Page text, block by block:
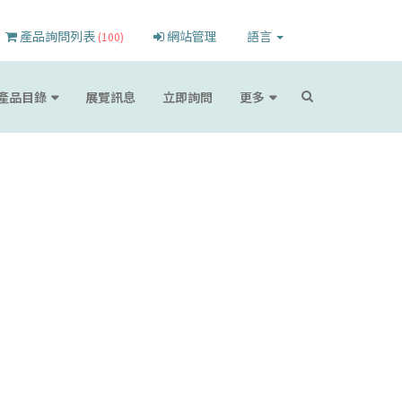
產品詢問列表 (100) 網站管理 語言
品目錄 展覽訊息 立即詢問 更多